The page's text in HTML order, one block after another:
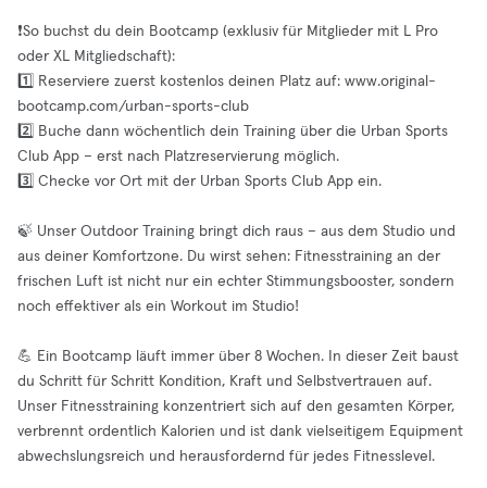
❗️So buchst du dein Bootcamp (exklusiv für Mitglieder mit L Pro
oder XL Mitgliedschaft):
1️⃣ Reserviere zuerst kostenlos deinen Platz auf: www.original-
bootcamp.com/urban-sports-club
2️⃣ Buche dann wöchentlich dein Training über die Urban Sports
Club App – erst nach Platzreservierung möglich.
3️⃣ Checke vor Ort mit der Urban Sports Club App ein.
🍃 Unser Outdoor Training bringt dich raus – aus dem Studio und
aus deiner Komfortzone. Du wirst sehen: Fitnesstraining an der
frischen Luft ist nicht nur ein echter Stimmungsbooster, sondern
noch effektiver als ein Workout im Studio!
💪 Ein Bootcamp läuft immer über 8 Wochen. In dieser Zeit baust
du Schritt für Schritt Kondition, Kraft und Selbstvertrauen auf.
Unser Fitnesstraining konzentriert sich auf den gesamten Körper,
verbrennt ordentlich Kalorien und ist dank vielseitigem Equipment
abwechslungsreich und herausfordernd für jedes Fitnesslevel.